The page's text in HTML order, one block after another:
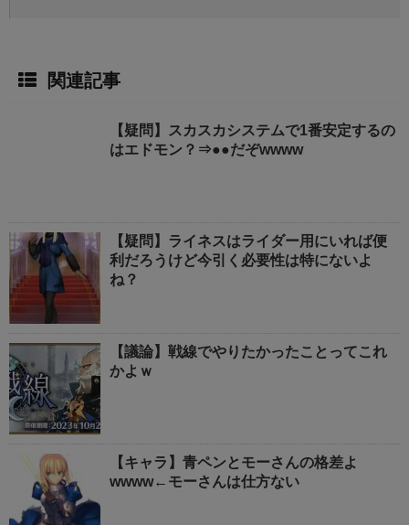
関連記事
【疑問】スカスカシステムで1番安定するの
はエドモン？⇒●●だぞwwww
【疑問】ライネスはライダー用にいれば便
利だろうけど今引く必要性は特にないよ
ね？
【議論】戦線でやりたかったことってこれ
かよｗ
【キャラ】青ペンとモーさんの格差よ
wwww←モーさんは仕方ない